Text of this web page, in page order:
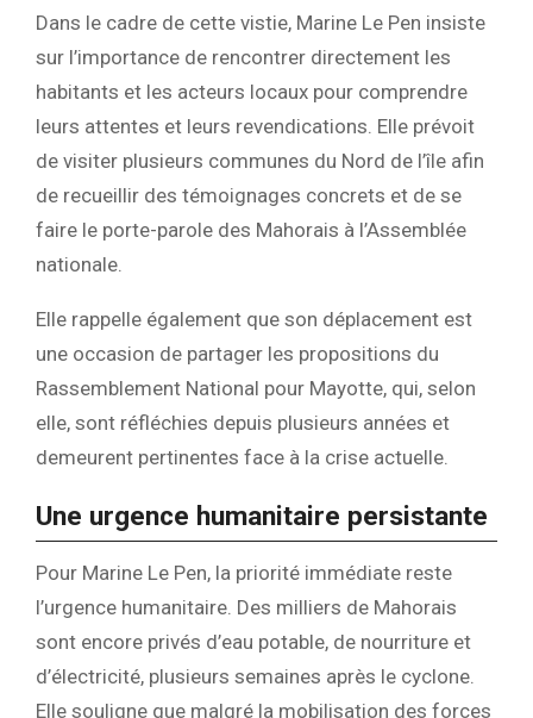
Dans le cadre de cette vistie, Marine Le Pen insiste
sur l’importance de rencontrer directement les
habitants et les acteurs locaux pour comprendre
leurs attentes et leurs revendications. Elle prévoit
de visiter plusieurs communes du Nord de l’île afin
de recueillir des témoignages concrets et de se
faire le porte-parole des Mahorais à l’Assemblée
nationale.
Elle rappelle également que son déplacement est
une occasion de partager les propositions du
Rassemblement National pour Mayotte, qui, selon
elle, sont réfléchies depuis plusieurs années et
demeurent pertinentes face à la crise actuelle.
Une urgence humanitaire persistante
Pour Marine Le Pen, la priorité immédiate reste
l’urgence humanitaire. Des milliers de Mahorais
sont encore privés d’eau potable, de nourriture et
d’électricité, plusieurs semaines après le cyclone.
Elle souligne que malgré la mobilisation des forces